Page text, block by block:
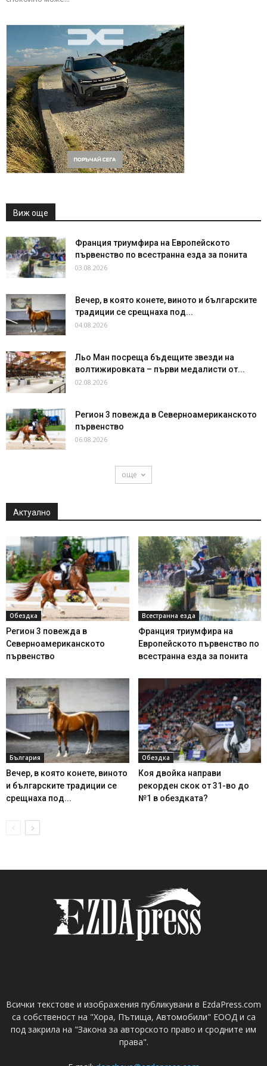
Виж още
Франция триумфира на Европейското
първенство по всестранна езда за понита
03.08.2026
Вечер, в която конете, виното и българските
традиции се срещнаха под...
04.08.2026
Льо Ман посреща бъдещите звезди на
волтижировката – първи медалисти от...
02.08.2026
Регион 3 повежда в Северноамериканското
първенство
06.08.2026
още
Актуално
Обездка
Регион 3 повежда в
Северноамериканското
първенство
Всестранна езда
Франция триумфира на
Европейското първенство по
всестранна езда за понита
България
Вечер, в която конете, виното
и българските традиции се
срещнаха под...
Обездка
Коя двойка направи
рекорден скок от 31-во до
№1 в обездката?
Всички текстове и изображения публикувани в EzdaPress.com
са собственост на "Хора, Пътища, Автомобили" ЕООД и са
под закрила на "Закона за авторското право и сродните им
права".